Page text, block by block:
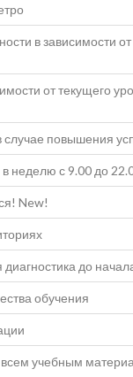
в зависимости
от текущего
случае повышения
неделю с 9.00 до
New!
до
обучения
учебным